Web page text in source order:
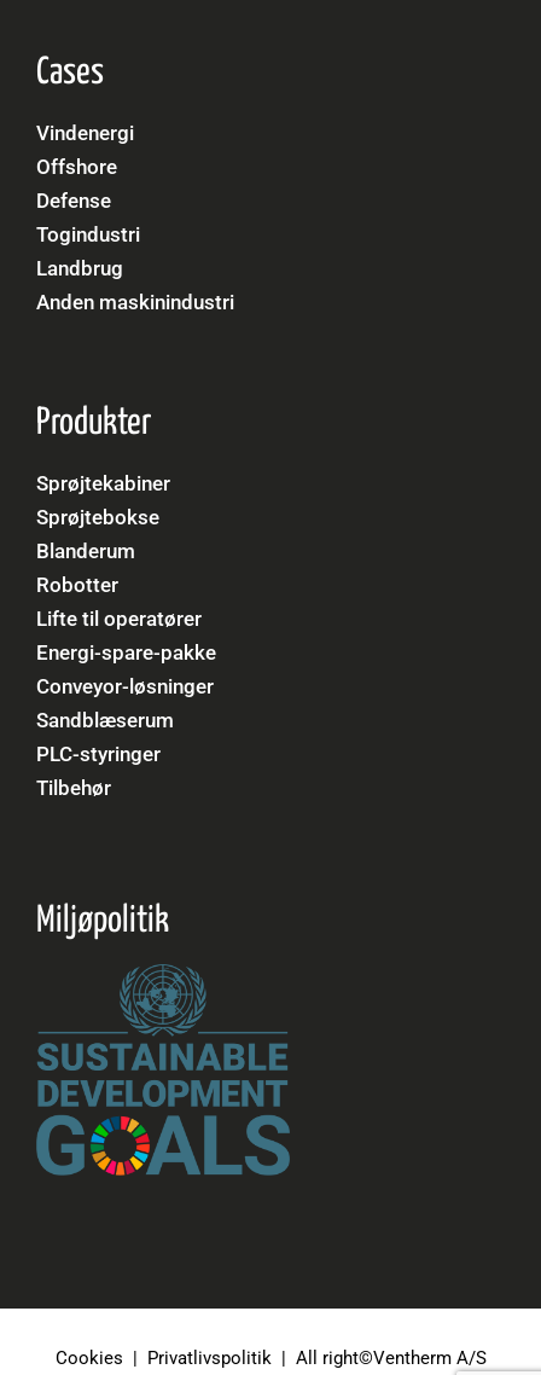
Cases
Vindenergi
Offshore
Defense
Togindustri
Landbrug
Anden maskinindustri
Produkter
Sprøjtekabiner
Sprøjtebokse
Blanderum
Robotter
Lifte til operatører
Energi-spare-pakke
Conveyor-løsninger
Sandblæserum
PLC-styringer
Tilbehør
Miljøpolitik
Cookies | Privatlivspolitik| All right©Ventherm A/S